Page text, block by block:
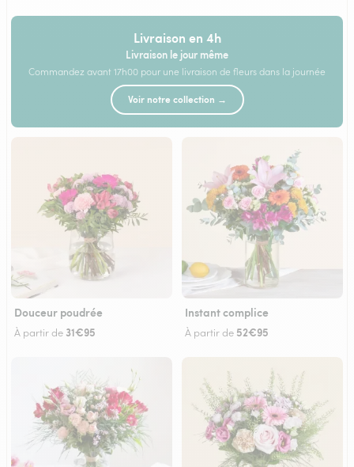
Livraison en 4h
Livraison le jour même
Commandez avant 17h00 pour une livraison de fleurs dans la journée
Voir notre collection →
Douceur poudrée
À partir de 31€95
Instant complice
À partir de 52€95